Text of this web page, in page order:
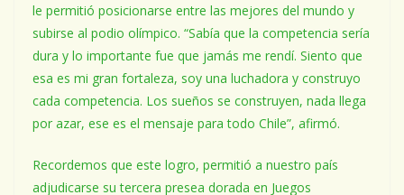
le permitió posicionarse entre las mejores del mundo y
subirse al podio olímpico. “Sabía que la competencia sería
dura y lo importante fue que jamás me rendí. Siento que
esa es mi gran fortaleza, soy una luchadora y construyo
cada competencia. Los sueños se construyen, nada llega
por azar, ese es el mensaje para todo Chile”, afirmó.
Recordemos que este logro, permitió a nuestro país
adjudicarse su tercera presea dorada en Juegos